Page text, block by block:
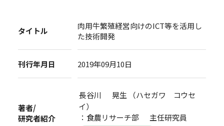
タイトル
肉用牛繁殖経営向けのICT等を活用し
た技術開発
刊行年月日 2019年09月10日
著者/
研究者紹介
長谷川 晃生 （ハセガワ コウセ
イ）
：食農リサーチ部 主任研究員